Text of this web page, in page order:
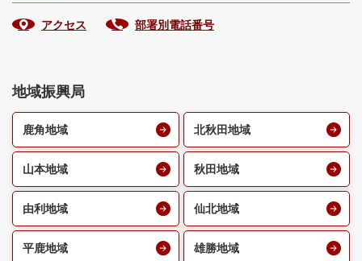
アクセス 部署別電話番号
地域振興局
鹿角地域 北秋田地域
山本地域 秋田地域
由利地域 仙北地域
平鹿地域 雄勝地域